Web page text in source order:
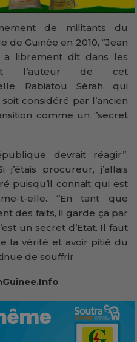
de militants du
Guinée en 2010, ‘’Jean
a librement dit dans les
l’auteur de cet
Rabiatou Sérah qui
considéré par l’ancien
comme un ‘’secret
devrait réagir’’,
j’étais procureur, j’allais
puisqu’il connait qui est
t-elle. ‘’En tant que
des faits, il garde ça par
un secret d’Etat. Il faut
la vérité et avoir pitié du
de souffrir.